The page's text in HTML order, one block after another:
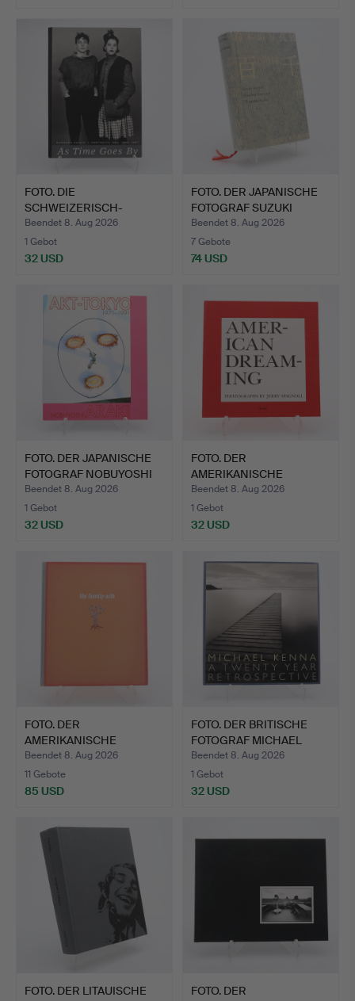
FOTO. DIE
SCHWEIZERISCH-
AMERIKANISCHE FOTO…
Beendet 8. Aug 2026
1 Gebot
32 USD
FOTO. DER JAPANISCHE
FOTOGRAF SUZUKI
KIYOS…
Beendet 8. Aug 2026
7 Gebote
74 USD
FOTO. DER JAPANISCHE
FOTOGRAF NOBUYOSHI
AR…
Beendet 8. Aug 2026
1 Gebot
32 USD
FOTO. DER
AMERIKANISCHE
FOTOGRAF JERRY SPA…
Beendet 8. Aug 2026
1 Gebot
32 USD
FOTO. DER
AMERIKANISCHE
FOTOGRAF ROGER STE…
Beendet 8. Aug 2026
11 Gebote
85 USD
FOTO. DER BRITISCHE
FOTOGRAF MICHAEL
KENNA…
Beendet 8. Aug 2026
1 Gebot
32 USD
FOTO. DER LITAUISCHE
FOTO. DER